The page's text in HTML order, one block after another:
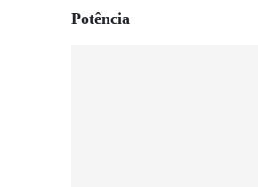
Potência